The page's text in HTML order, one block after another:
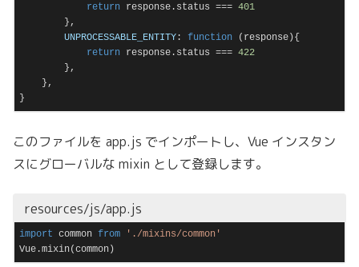
return response.status === 401
        },
UNPROCESSABLE_ENTITY : function ( response){
return response.status === 422
        },
    },
}
このファイルを app.js でインポートし、Vue インスタン
スにグローバルな mixin として登録します。
resources/js/app.js
import common from
'./mixins/common'
Vue.mixin(common)